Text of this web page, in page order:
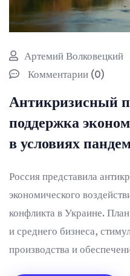
Артемий Волковецкий
Комментарии (0)
Антикризисный
поддержка
в условиях
Россия представила
экономического
конфликта в Украине.
и среднего бизнеса,
производства и